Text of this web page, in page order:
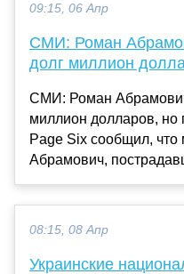
09:15, 06 Апр
СМИ: Роман
долг миллион
СМИ: Роман
миллион долларов, но
Page Six сообщил,
Абрамович,
08:15, 08 Апр
Украинские